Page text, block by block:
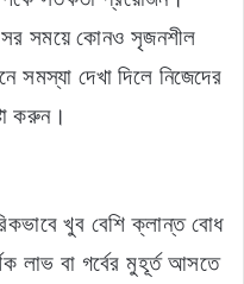
সময়ে কোনও সৃজনশীল
সমস্যা দেখা দিলে নিজেদের
করুন।
খুব বেশি ক্লান্ত বোধ
লাভ বা গর্বের মুহূর্ত আসতে